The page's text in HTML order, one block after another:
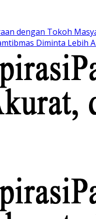
dengan Tokoh
Diminta Lebih